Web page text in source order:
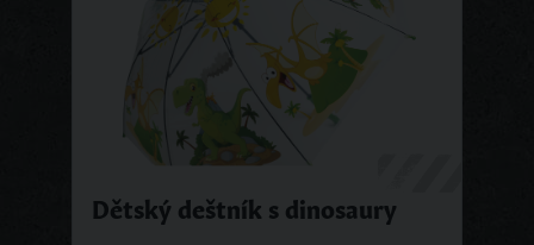
Dětský deštník s dinosaury